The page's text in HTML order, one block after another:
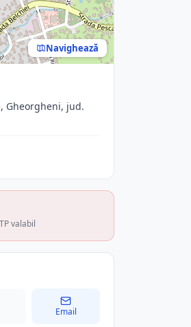
Navighează
Gheorgheni, jud.
valabil
Email